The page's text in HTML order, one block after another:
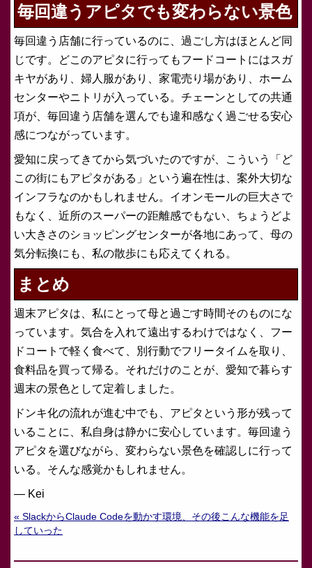
毎回違うアピタでも変わらない景色
毎回違う店舗に行っているのに、過ごし方はほとんど同
じです。どこのアピタに行ってもフードコートにはスガ
キヤがあり、婦人服があり、家電売り場があり、ホーム
センターやニトリが入っている。チェーンとしての共通
項が、毎回違う店舗を選んでも違和感なく過ごせる安心
感につながっています。
愛知に戻ってきてから気づいたのですが、こういう「ど
この街にもアピタがある」という遍在性は、案外大切な
インフラなのかもしれません。イオンモールの巨大さで
もなく、近所のスーパーの距離感でもない、ちょうどよ
い大きさのショッピングセンターが各地にあって、母の
気分転換にも、私の散歩にも応えてくれる。
まとめ
週末アピタは、私にとって母と過ごす時間そのものにな
っています。気合を入れて遠出するわけではなく、フー
ドコートで軽く食べて、別行動でフリータイムを取り、
食料品を買って帰る。それだけのことが、愛知で暮らす
週末の景色として定着しました。
ドンキ化の流れが進む中でも、アピタという形が残って
いることに、私自身は静かに安心しています。毎回違う
アピタを選びながら、変わらない景色を確認しに行って
いる。そんな感覚かもしれません。
— Kei
« SlackからClaude Codeを動かす環境、その後こんな機能を足
していった